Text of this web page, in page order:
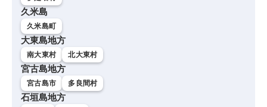
久米島
久米島町
大東島地方
南大東村 北大東村
宮古島地方
宮古島市 多良間村
石垣島地方